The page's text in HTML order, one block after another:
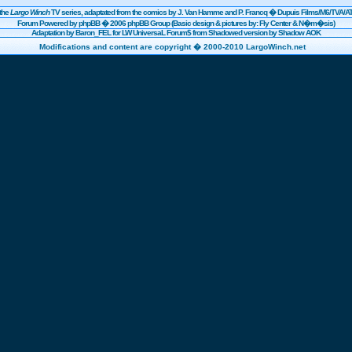
Largo WinchTV series, adaptated from the comics by J. Van Hamme and P. Francq �DupuisFilms/M6/TVA/
Forum Powered byphpBB� 2006 phpBB Group (Basic design & pictures by: Fly Center & N�m�sis)
Adaptation by Baron_FEL for LW UniversaL Forum$ from Shadowed version by Shadow AOK
Modifications and content are copyright � 2000-2010 LargoWinch.net